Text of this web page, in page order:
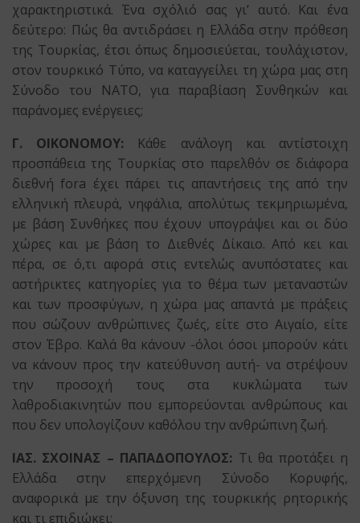
χαρακτηριστικά. Ένα σχόλιό σας γι’ αυτό. Και ένα
δεύτερο: Πώς θα αντιδράσει η Ελλάδα στην πρόθεση
της Τουρκίας, έτσι όπως δημοσιεύεται, τουλάχιστον,
στον τουρκικό Τύπο, να καταγγείλει τη χώρα μας στη
Σύνοδο του ΝΑΤΟ, για παραβίαση Συνθηκών και
παράνομες ενέργειες;
Γ. ΟΙΚΟΝΟΜΟΥ: Κάθε ανάλογη και αντίστοιχη
προσπάθεια της Τουρκίας στο παρελθόν σε διάφορα
διεθνή fora έχει πάρει τις απαντήσεις της από την
ελληνική πλευρά, νηφάλια, απολύτως τεκμηριωμένα,
με βάση Συνθήκες που έχουν υπογράψει και οι δύο
χώρες και με βάση το Διεθνές Δίκαιο. Από κει και
πέρα, σε ό,τι αφορά στις εντελώς ανυπόστατες και
αστήρικτες κατηγορίες για το θέμα των μεταναστών
και των προσφύγων, η χώρα μας απαντά με πράξεις
που σώζουν ανθρώπινες ζωές, είτε στο Αιγαίο, είτε
στον Έβρο. Καλά θα κάνουν -όλοι όσοι μπορούν κάτι
να κάνουν προς την κατεύθυνση αυτή- να στρέψουν
την προσοχή τους στα κυκλώματα των
λαθροδιακινητών που εμπορεύονται ανθρώπους και
που δεν υπολογίζουν καθόλου την ανθρώπινη ζωή.
ΙΑΣ. ΣΧΟΙΝΑΣ – ΠΑΠΑΔΟΠΟΥΛΟΣ: Τι θα προτάξει η
Ελλάδα στην επερχόμενη Σύνοδο Κορυφής,
αναφορικά με την όξυνση της τουρκικής ρητορικής
και τι επιδιώκει;